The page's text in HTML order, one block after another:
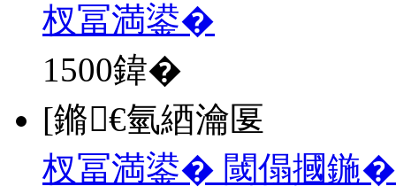
杈冨満鍙�
1500鍏�
[鏅€氫綇瀹匽
杈冨満鍙� 閾傝摑鍦